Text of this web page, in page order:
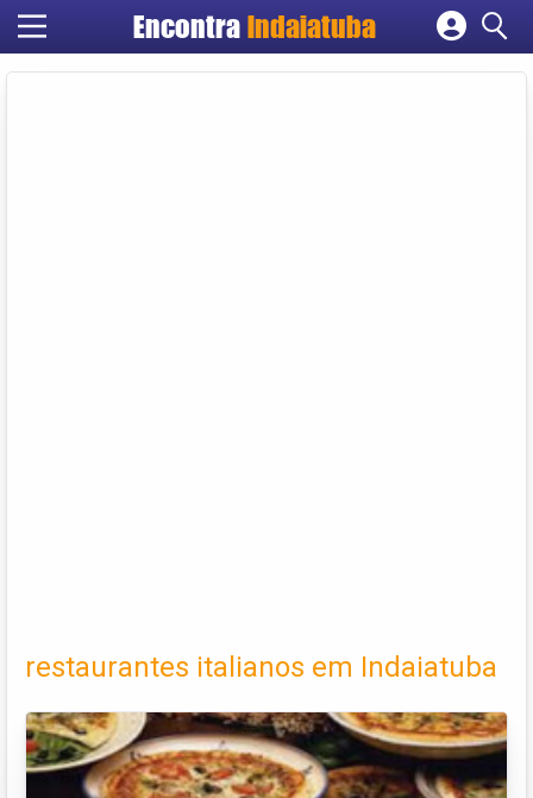
Encontra Indaiatuba
Cadastrar empresa
restaurantes italianos em Indaiatuba